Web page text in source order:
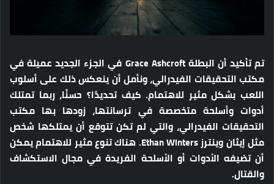
تم تأكيد أن البطلة Grace Ashcroft في الجزء الجديد عميلة في
مكتب التحقيقات الفيدرالي، ونأمل أن ينعكس ذلك على أسلوب
اللعب بشكل مثير للاهتمام. كيف تحديدًا؟ حسنًا، ربما تمتلك
أدوات وأسلحة متخصصة في ترسانتها، زودها بها مكتب
التحقيقات الفيدرالي، والتي لم تكن تتوقع أن يمتلكها شخص
مثل إيثان وينترز Ethan Winters. هناك تنوع مثير للاهتمام يمكن
أن تضيفه الأدوات أو الأسلحة الفريدة في مجال الاستكشاف
والقتال.